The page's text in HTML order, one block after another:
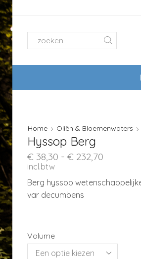
Home Oliën & Bloemenwaters
Hyssop Berg
€ 38,30 - € 232,70
tot
€ 232,70
incl.btw
Berg hyssop
var decumbens
Volume